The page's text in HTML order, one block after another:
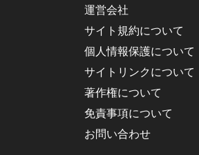
運営会社
サイト規約について
個人情報保護について
サイトリンクについて
著作権について
免責事項について
お問い合わせ